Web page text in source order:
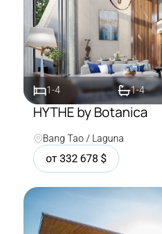
1-4 1-4
HYTHE by Botanica
Bang Tao / Laguna
от332 678 $